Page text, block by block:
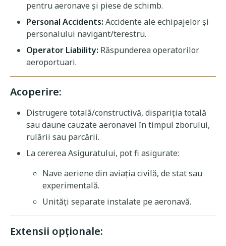
pentru aeronave și piese de schimb.
Personal Accidents: Accidente ale echipajelor și
personalului navigant/terestru.
Operator Liability: Răspunderea operatorilor
aeroportuari.
Acoperire:
Distrugere totală/constructivă, dispariția totală
sau daune cauzate aeronavei în timpul zborului,
rulării sau parcării.
La cererea Asiguratului, pot fi asigurate:
Nave aeriene din aviația civilă, de stat sau
experimentală.
Unități separate instalate pe aeronavă.
Extensii opționale: